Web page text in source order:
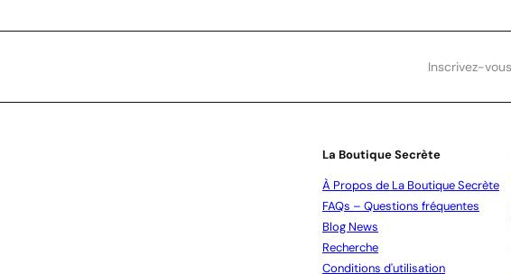
Inscrivez-
à
La Boutique Secrète
À Propos de La Boutique Secrète
FAQs – Questions fréquentes
Blog News
Recherche
Conditions d'utilisation